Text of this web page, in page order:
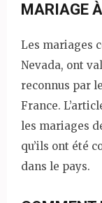
MARIAGE
Les mariages
Nevada, ont
reconnus par
France.
les mariages
qu’ils ont été
dans le pays.